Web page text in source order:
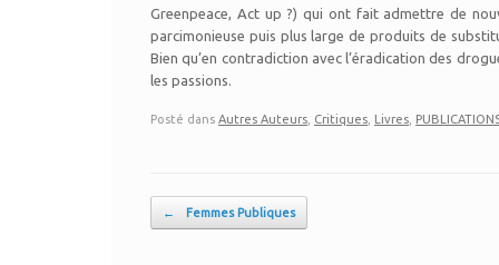
Greenpeace, Act up ?) qui ont fait admettre de
parcimonieuse puis plus large de produits de
Bien qu’en contradiction avec l’éradication des
les passions.
Posté dans Autres Auteurs Critiques Livres
Post navigation
← Femmes Publiques